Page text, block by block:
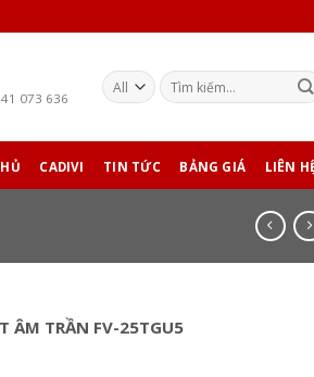
073 636
CADIVI TIN TỨC BẢNG GIÁ LIÊN
ÂM TRẦN FV-25TGU5